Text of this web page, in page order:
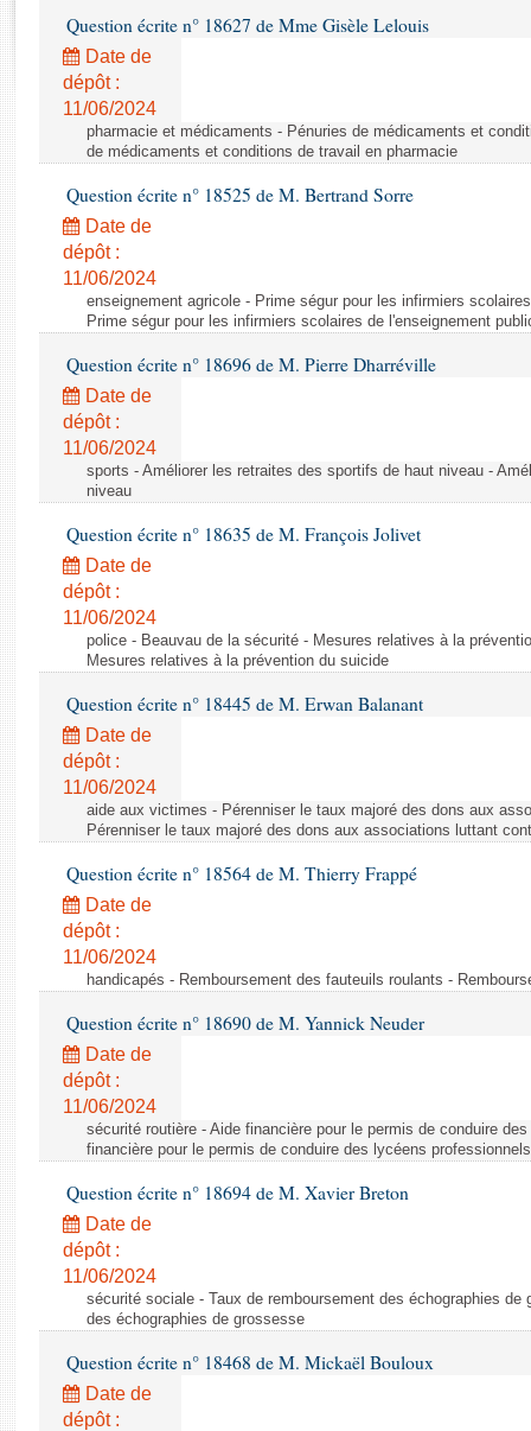
Rapports législatifs
Rapports sur l'application des lois
Baromètre de l’application des lois
Dossiers législatifs
Budget et sécurité sociale
Questions écrites et orales
Comptes rendus des débats
Question écrite n° 18627 de Mme Gisèle Lelouis
Date de
dépôt :
11/06/2024
pharmacie et médicaments - Pénuries de médicaments et
de médicaments et conditions de travail en pharmacie
Question écrite n° 18525 de M. Bertrand Sorre
Date de
dépôt :
11/06/2024
enseignement agricole - Prime ségur pour les infirmiers
Prime ségur pour les infirmiers scolaires de l'enseignement
Question écrite n° 18696 de M. Pierre Dharréville
Date de
dépôt :
11/06/2024
sports - Améliorer les retraites des sportifs de haut niveau -
niveau
Question écrite n° 18635 de M. François Jolivet
Date de
dépôt :
11/06/2024
police - Beauvau de la sécurité - Mesures relatives à la
Mesures relatives à la prévention du suicide
Question écrite n° 18445 de M. Erwan Balanant
Date de
dépôt :
11/06/2024
aide aux victimes - Pérenniser le taux majoré des dons aux
Pérenniser le taux majoré des dons aux associations luttant
Question écrite n° 18564 de M. Thierry Frappé
Date de
dépôt :
11/06/2024
handicapés - Remboursement des fauteuils roulants -
Question écrite n° 18690 de M. Yannick Neuder
Date de
dépôt :
11/06/2024
sécurité routière - Aide financière pour le permis de conduire
financière pour le permis de conduire des lycéens professionnels
Question écrite n° 18694 de M. Xavier Breton
Date de
dépôt :
11/06/2024
sécurité sociale - Taux de remboursement des échographies de
des échographies de grossesse
Question écrite n° 18468 de M. Mickaël Bouloux
Date de
dépôt :